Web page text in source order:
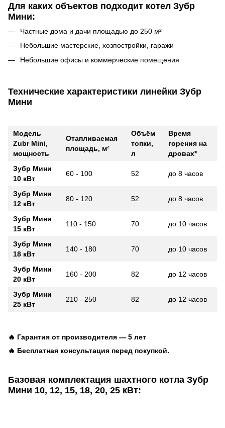
Для каких объектов подходит котел Зубр
Мини:
Частные дома и дачи площадью до 250 м²
Небольшие мастерские, хозпостройки, гаражи
Небольшие офисы и коммерческие помещения
Технические характеристики линейки Зубр
Мини
Модель
Zubr Mini,
мощность
Отапливаемая
площадь, м²
Объём
топки,
л
Время
горения на
дровах*
Зубр Мини
10 кВт
60 - 100 52 до 8 часов
Зубр Мини
12 кВт
80 - 120 52 до 8 часов
Зубр Мини
15 кВт
110 - 150 70 до 10 часов
Зубр Мини
18 кВт
140 - 180 70 до 10 часов
Зубр Мини
20 кВт
160 - 200 82 до 12 часов
Зубр Мини
25 кВт
210 - 250 82 до 12 часов
🔥 Гарантия от производителя — 5 лет
🔥 Бесплатная консультация перед покупкой.
Базовая комплектация шахтного котла Зубр
Мини 10, 12, 15, 18, 20, 25 кВт: